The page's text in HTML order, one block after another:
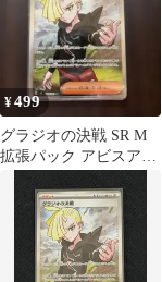
¥499
グラジオの決戦 SR M
拡張パック アビスアイ